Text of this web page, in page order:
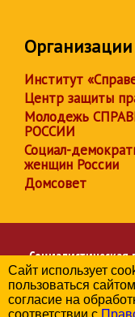
Организации
Институт
Центр защиты
Молодежь
РОССИИ
Социал-
женщин России
Домсовет
Региональное
Сайт использует
пользоваться
согласие на
соответствии с